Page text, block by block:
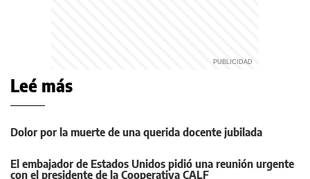
Leé más
Dolor por la muerte de una querida docente jubilada
El embajador de Estados Unidos pidió una reunión urgente
con el presidente de la Cooperativa CALF